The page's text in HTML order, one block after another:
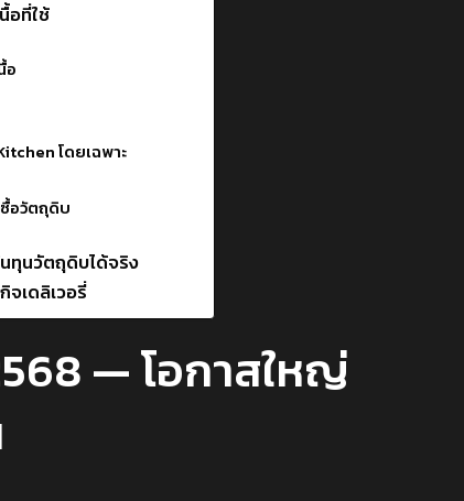
อที่ใช้
อ
โดยเฉพาะ
อวัตถุดิบ
ทุนวัตถุดิบได้จริง
เดลิเวอรี่
— โอกาสใหญ่